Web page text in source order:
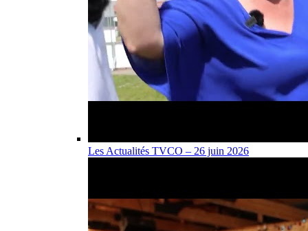
Les Actualités TVCO – 26 juin 2026